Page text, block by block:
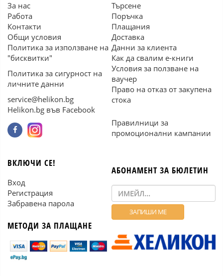
За нас
Работа
Контакти
Общи условия
Политика за използване на
"бисквитки"
Политика за сигурност на
личните данни
service@helikon.bg
Helikon.bg във Facebook
Търсене
Поръчка
Плащания
Доставка
Данни за клиента
Как да свалим е-книги
Условия за ползване на
ваучер
Право на отказ от закупена
стока
Правилници за
промоционални кампании
ВКЛЮЧИ СЕ!
Вход
Регистрация
Забравена парола
МЕТОДИ ЗА ПЛАЩАНЕ
АБОНАМЕНТ ЗА БЮЛЕТИН